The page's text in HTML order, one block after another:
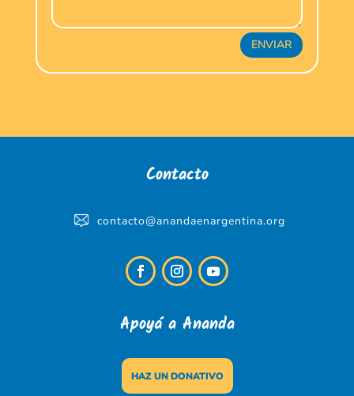
ENVIAR
Contacto
contacto@anandaenargentina.org
Apoyá a Ananda
HAZ UN DONATIVO